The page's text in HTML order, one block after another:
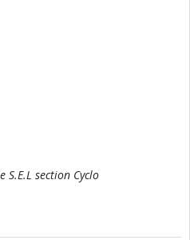
S.E.L section Cyclo